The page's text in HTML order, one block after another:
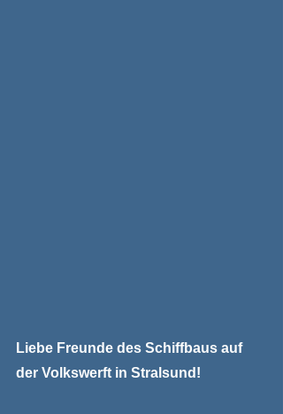
Liebe Freunde des Schiffbaus auf
der Volkswerft in Stralsund!